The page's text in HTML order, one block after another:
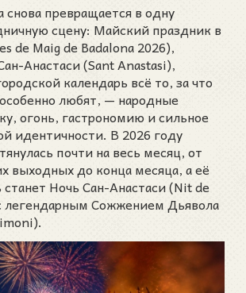
снова превращается в одну
сцену: Майский праздник в
de Maig de Badalona 2026),
Анастаси (Sant Anastasi),
календарь всё то, за что
любят, — народные
огонь, гастрономию и сильное
идентичности. В 2026 году
почти на весь месяц, от
выходных до конца месяца, а её
Ночь Сан-Анастаси (Nit de
легендарным Сожжением Дьявола